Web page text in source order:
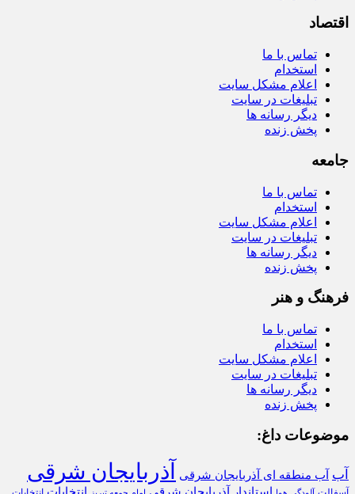
اقتصاد
تماس با ما
استخدام
اعلام مشکل سایت
تبلیغات در سایت
دیگر رسانه ها
پخش زنده
جامعه
تماس با ما
استخدام
اعلام مشکل سایت
تبلیغات در سایت
دیگر رسانه ها
پخش زنده
فرهنگ و هنر
تماس با ما
استخدام
اعلام مشکل سایت
تبلیغات در سایت
دیگر رسانه ها
پخش زنده
موضوعات داغ:
آب آب منطقه ای آذربایجان شرقی آذربایجان شرقی